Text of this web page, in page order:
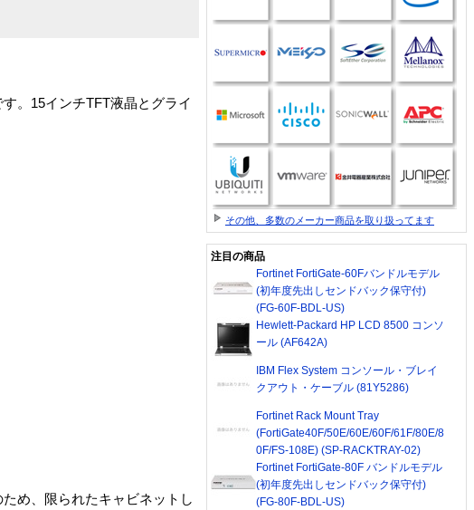
。15インチTFT液晶とグライ
め、限られたキャビネットし
その他、多数のメーカー商品を取り扱ってます
注目の商品
Fortinet FortiGate-60Fバンドルモデル
(初年度先出しセンドバック保守付)
(FG-60F-BDL-US)
Hewlett-Packard HP LCD 8500 コンソ
ール (AF642A)
IBM Flex System コンソール・ブレイ
クアウト・ケーブル (81Y5286)
Fortinet Rack Mount Tray
(FortiGate40F/50E/60E/60F/61F/80E/8
0F/FS-108E) (SP-RACKTRAY-02)
Fortinet FortiGate-80F バンドルモデル
(初年度先出しセンドバック保守付)
(FG-80F-BDL-US)